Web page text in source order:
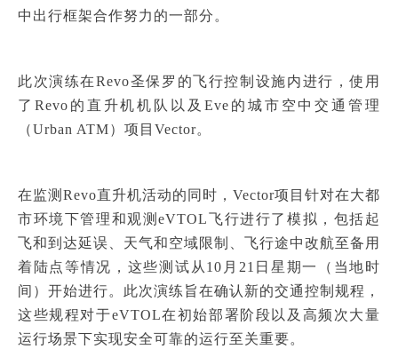
中出行框架合作努力的一部分。
此次演练在Revo圣保罗的飞行控制设施内进行，使用
了Revo的直升机机队以及Eve的城市空中交通管理
（Urban ATM）项目Vector。
在监测Revo直升机活动的同时，Vector项目针对在大都
市环境下管理和观测eVTOL飞行进行了模拟，包括起
飞和到达延误、天气和空域限制、飞行途中改航至备用
着陆点等情况，这些测试从10月21日星期一（当地时
间）开始进行。此次演练旨在确认新的交通控制规程，
这些规程对于eVTOL在初始部署阶段以及高频次大量
运行场景下实现安全可靠的运行至关重要。